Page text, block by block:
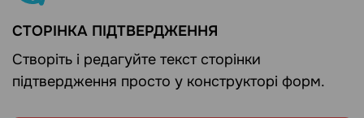
СТОРІНКА ПІДТВЕРДЖЕННЯ
Створіть і редагуйте текст сторінки
підтвердження просто у конструкторі форм.